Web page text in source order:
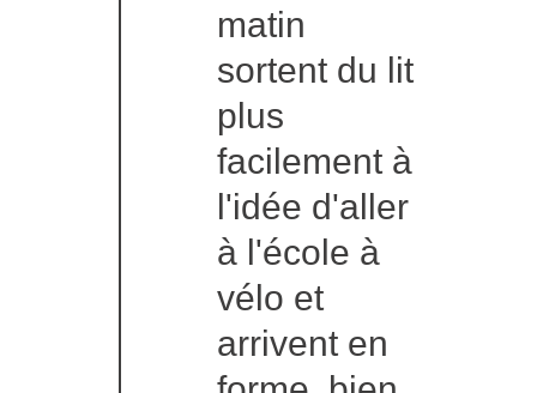
matin
sortent du lit
plus
facilement à
l'idée d'aller
à l'école à
vélo et
arrivent en